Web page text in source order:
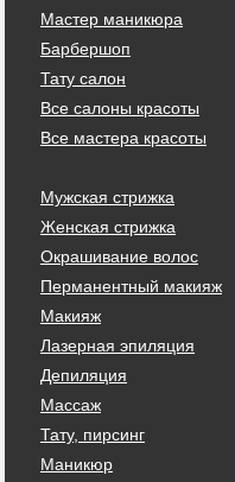
Мастер маникюра
Барбершоп
Тату салон
Все салоны красоты
Все мастера красоты
Мужская стрижка
Женская стрижка
Окрашивание волос
Перманентный макияж
Макияж
Лазерная эпиляция
Депиляция
Массаж
Тату, пирсинг
Маникюр